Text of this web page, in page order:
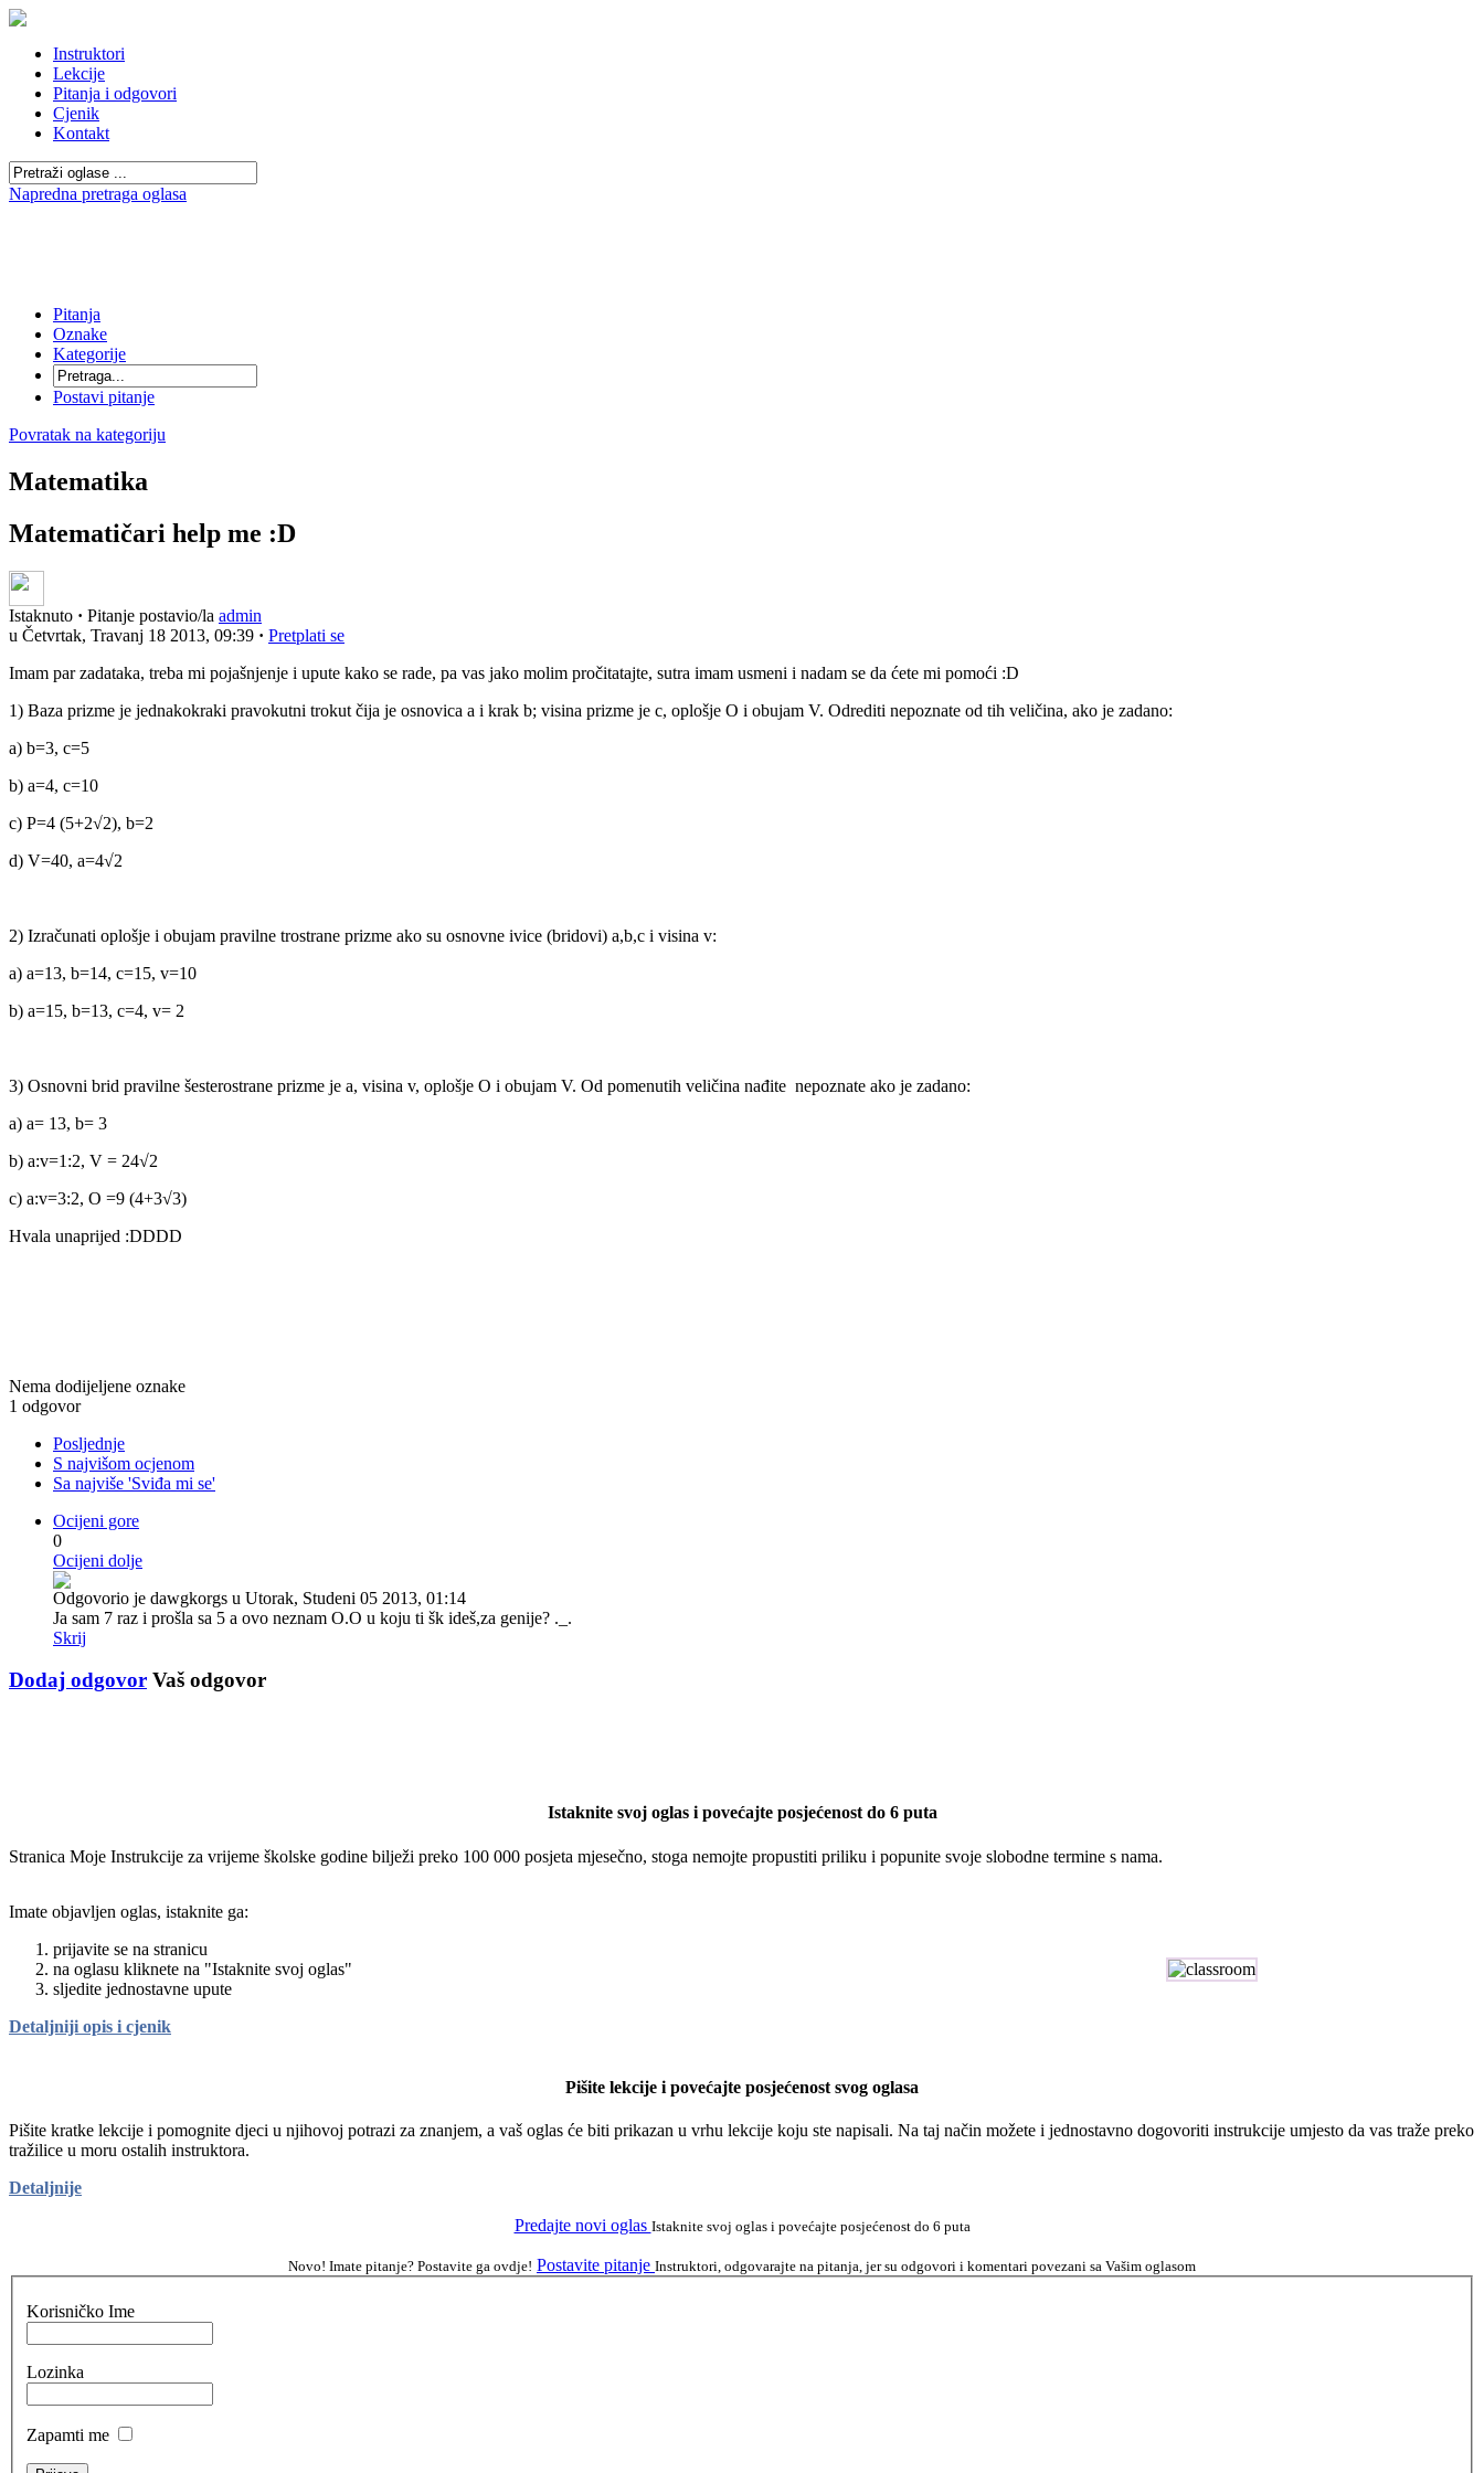
Instruktori
Lekcije
Pitanja i odgovori
Cjenik
Kontakt
Napredna pretraga oglasa
Pitanja
Oznake
Kategorije
Postavi pitanje
Povratak na kategoriju
Matematika
Matematičari help me :D
Istaknuto · Pitanje postavio/la admin
u Četvrtak, Travanj 18 2013, 09:39 · Pretplati se
Imam par zadataka, treba mi pojašnjenje i upute kako se rade, pa vas jako molim pročitatajte, sutra imam usmeni i nadam se da ćete mi pomoći :D
1) Baza prizme je jednakokraki pravokutni trokut čija je osnovica a i krak b; visina prizme je c, oplošje O i obujam V. Odrediti nepoznate od tih veličina, ako je zadano:
a) b=3, c=5
b) a=4, c=10
c) P=4 (5+2√2), b=2
d) V=40, a=4√2
2) Izračunati oplošje i obujam pravilne trostrane prizme ako su osnovne ivice (bridovi) a,b,c i visina v:
a) a=13, b=14, c=15, v=10
b) a=15, b=13, c=4, v= 2
3) Osnovni brid pravilne šesterostrane prizme je a, visina v, oplošje O i obujam V. Od pomenutih veličina nađite nepoznate ako je zadano:
a) a= 13, b= 3
b) a:v=1:2, V = 24√2
c) a:v=3:2, O =9 (4+3√3)
Hvala unaprijed :DDDD
Nema dodijeljene oznake
1 odgovor
Posljednje
S najvišom ocjenom
Sa najviše 'Sviđa mi se'
Ocijeni gore
0
Ocijeni dolje
Odgovorio je dawgkorgs u Utorak, Studeni 05 2013, 01:14
Ja sam 7 raz i prošla sa 5 a ovo neznam O.O u koju ti šk ideš,za genije? ._.
Skrij
Dodaj odgovor Vaš odgovor
Istaknite svoj oglas i povećajte posjećenost do 6 puta
Stranica Moje Instrukcije za vrijeme školske godine bilježi preko 100 000 posjeta mjesečno, stoga nemojte propustiti priliku i popunite svoje slobodne termine s nama.
Imate objavljen oglas, istaknite ga:
prijavite se na stranicu
na oglasu kliknete na "Istaknite svoj oglas"
sljedite jednostavne upute
Detaljniji opis i cjenik
Pišite lekcije i povećajte posjećenost svog oglasa
Pišite kratke lekcije i pomognite djeci u njihovoj potrazi za znanjem, a vaš oglas će biti prikazan u vrhu lekcije koju ste napisali. Na taj način možete i jednostavno dogovoriti instrukcije umjesto da vas traže preko
tražilice u moru ostalih instruktora.
Detaljnije
Predajte novi oglas Istaknite svoj oglas i povećajte posjećenost do 6 puta
Novo! Imate pitanje? Postavite ga ovdje! Postavite pitanje Instruktori, odgovarajte na pitanja, jer su odgovori i komentari povezani sa Vašim oglasom
Korisničko Ime
Lozinka
Zapamti me